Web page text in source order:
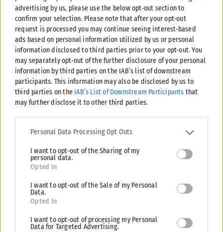
advertising by us, please use the below opt-out section to
confirm your selection. Please note that after your opt-out
request is processed you may continue seeing interest-based
ads based on personal information utilized by us or personal
information disclosed to third parties prior to your opt-out. You
may separately opt-out of the further disclosure of your personal
information by third parties on the IAB’s list of downstream
participants. This information may also be disclosed by us to
third parties on the IAB’s List of Downstream Participants that
may further disclose it to other third parties.
Please note that this website/app uses one or more Google
services and may gather and store information including but not
deny consent to Google and its third-party tags to use your data
for below specified purposes in below Google consent section.
Personal Data Processing Opt Outs
I want to opt-out of the Sharing of my
personal data.
Opted In
I want to opt-out of the Sale of my Personal
Data.
Opted In
I want to opt-out of processing my Personal
Data for Targeted Advertising.
Ουρές στο Τελωνείο Ευζώνων – Με καθυστερήσεις η έξοδος
από την Ελλάδα
Σημαντικές καθυστερήσεις καταγράφονται στο τελωνείο των Ευζώνων,
ΑΝΑΡΤΉΘΗΚΕ ΑΠΌ KARFITSANEWS 09/08/2026